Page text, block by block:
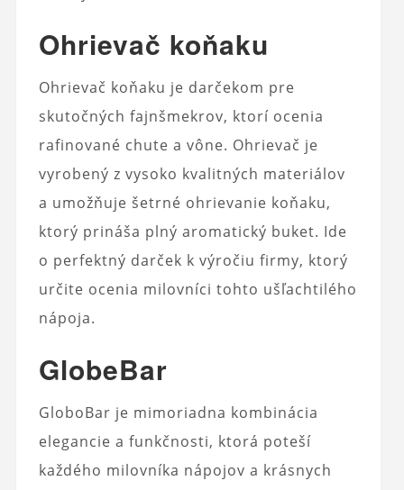
Ohrievač koňaku
Ohrievač koňaku je darčekom pre
skutočných fajnšmekrov, ktorí ocenia
rafinované chute a vône. Ohrievač je
vyrobený z vysoko kvalitných materiálov
a umožňuje šetrné ohrievanie koňaku,
ktorý prináša plný aromatický buket. Ide
o perfektný darček k výročiu firmy, ktorý
určite ocenia milovníci tohto ušľachtilého
nápoja.
GlobeBar
GloboBar je mimoriadna kombinácia
elegancie a funkčnosti, ktorá poteší
každého milovníka nápojov a krásnych